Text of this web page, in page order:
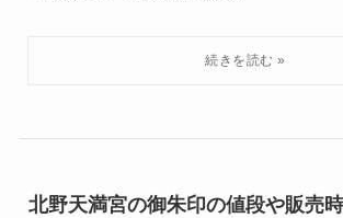
北野天満宮の御朱印の値段や販売